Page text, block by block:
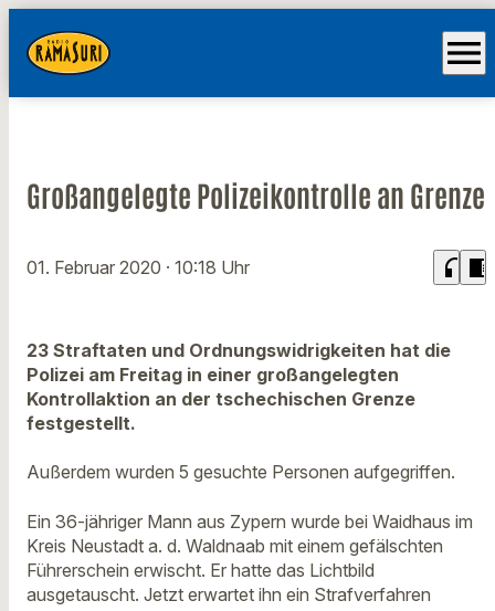
menu
Großangelegte Polizeikontrolle an Grenze
01. Februar 2020 · 10:18 Uhr headphones chrome_reader_mode
23 Straftaten und Ordnungswidrigkeiten hat die
Polizei am Freitag in einer großangelegten
Kontrollaktion an der tschechischen Grenze
festgestellt.
Außerdem wurden 5 gesuchte Personen aufgegriffen.
Ein 36-jähriger Mann aus Zypern wurde bei Waidhaus im
Kreis Neustadt a. d. Waldnaab mit einem gefälschten
Führerschein erwischt. Er hatte das Lichtbild
ausgetauscht. Jetzt erwartet ihn ein Strafverfahren